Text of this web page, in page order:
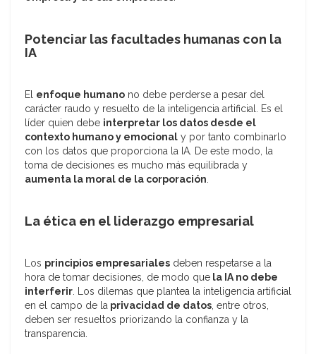
Potenciar las facultades humanas con la
IA
El enfoque humano no debe perderse a pesar del
carácter raudo y resuelto de la inteligencia artificial. Es el
líder quien debe interpretar los datos desde el
contexto humano y emocional y por tanto combinarlo
con los datos que proporciona la IA. De este modo, la
toma de decisiones es mucho más equilibrada y
aumenta la moral de la corporación.
La ética en el liderazgo empresarial
Los principios empresariales deben respetarse a la
hora de tomar decisiones, de modo que la IA no debe
interferir. Los dilemas que plantea la inteligencia artificial
en el campo de la privacidad de datos, entre otros,
deben ser resueltos priorizando la confianza y la
transparencia.